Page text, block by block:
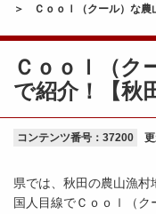
Ｃｏｏｌ（クール）な農
Ｃｏｏｌ（ク
で紹介！【秋
コンテンツ番号：37200
県では、秋田の農山漁
国人目線でＣｏｏｌ（